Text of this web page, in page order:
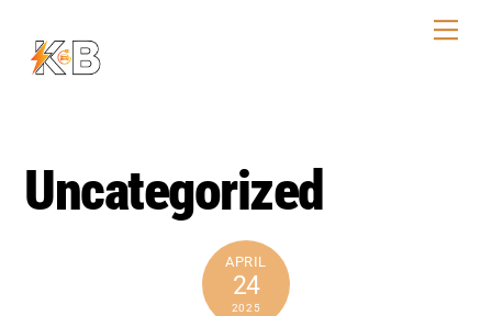
content
Uncategorized
APRIL
24
2025